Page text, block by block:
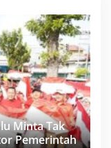
Minta Tak
Pemerintah